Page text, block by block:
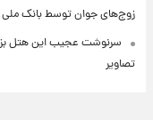
زوج‌های جوان توسط بانک ملی
سرنوشت عجیب این هتل
تصاویر